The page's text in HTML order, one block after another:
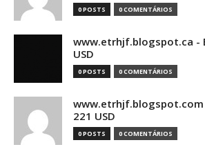
0 POSTS 0 COMENTÁRIOS
www.etrhjf.blogspot.ca -
USD
0 POSTS 0 COMENTÁRIOS
www.etrhjf.blogspot.com
221 USD
0 POSTS 0 COMENTÁRIOS